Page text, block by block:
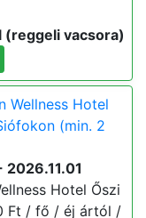
(reggeli vacsora)
Wellness Hotel
(min. 2
Hotel Őszi
Ft / fő / éj ártól /